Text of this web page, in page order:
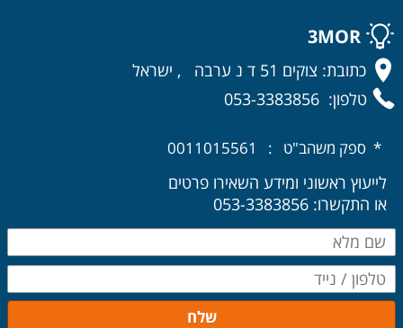
3MOR
כתובת: צוקים 51 ד נ ערבה , ישראל
טלפון: 053-3383856
* ספק משהב"ט : 0011015561
לייעוץ ראשוני ומידע השאירו פרטים
או התקשרו: 053-3383856
שלח